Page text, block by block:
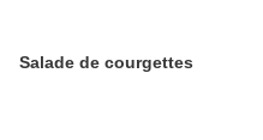
Salade de courgettes